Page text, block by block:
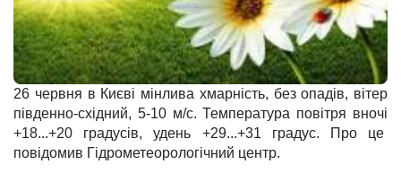
26 червня в Києві мінлива хмарність, без опадів, вітер
південно-східний, 5-10 м/с. Температура повітря вночі
+18...+20 градусів, удень +29...+31 градус. Про це
повідомив Гідрометеорологічний центр.